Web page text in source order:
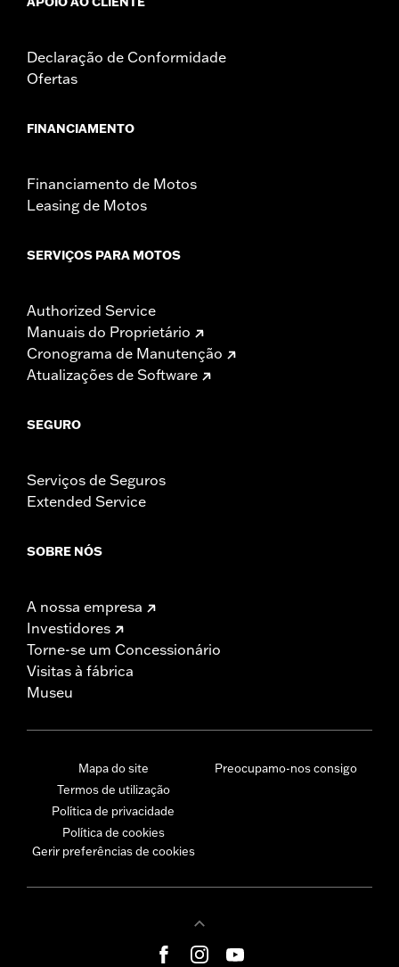
Declaração de Conformidade
Ofertas
FINANCIAMENTO
Financiamento de Motos
Leasing de Motos
SERVIÇOS PARA MOTOS
Authorized Service
Manuais do Proprietário
Cronograma de Manutenção
Atualizações de Software
SEGURO
Serviços de Seguros
Extended Service
SOBRE NÓS
A nossa empresa
Investidores
Torne-se um Concessionário
Visitas à fábrica
Museu
Mapa do site
Termos de utilização
Política de privacidade
Política de cookies
Gerir preferências de cookies
Preocupamo-nos consigo